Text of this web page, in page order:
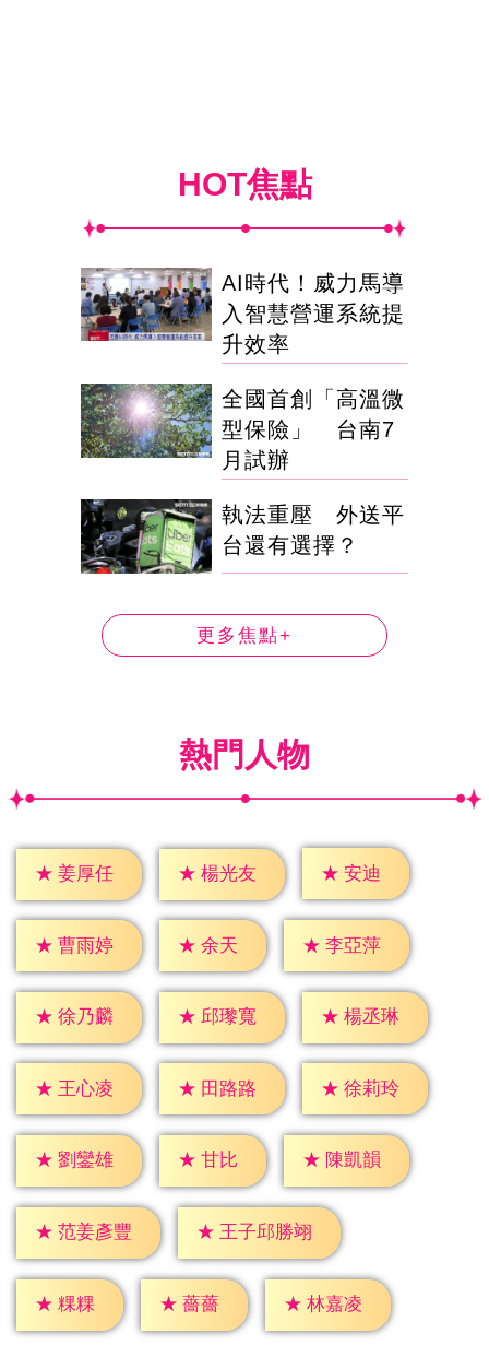
HOT焦點
AI時代！威力馬導
入智慧營運系統提
升效率
全國首創「高溫微
型保險」 台南7
月試辦
執法重壓 外送平
台還有選擇？
更多焦點+
熱門人物
★ 姜厚任 ★ 楊光友 ★ 安迪
★ 曹雨婷 ★ 余天 ★ 李亞萍
★ 徐乃麟 ★ 邱瓈寬 ★ 楊丞琳
★ 王心凌 ★ 田路路 ★ 徐莉玲
★ 劉鑾雄 ★ 甘比 ★ 陳凱韻
★ 范姜彥豐 ★ 王子邱勝翊
★ 粿粿 ★ 薔薔 ★ 林嘉凌